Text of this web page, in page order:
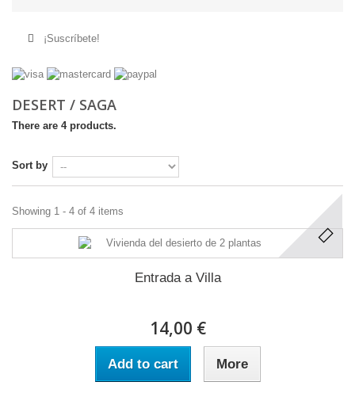
¡Suscríbete!
DESERT / SAGA
There are 4 products.
Sort by
Showing 1 - 4 of 4 items
Entrada a Villa
14,00 €
Add to cart More